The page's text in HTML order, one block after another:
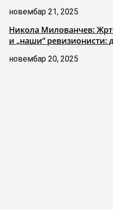
новембар 21, 2025
Никола Милованчев:
и „наши“ ревизионисти:
новембар 20, 2025